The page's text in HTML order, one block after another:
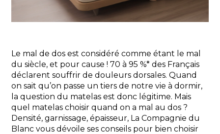
Le mal de dos est considéré comme étant le mal
du siècle, et pour cause ! 70 à 95 %* des Français
déclarent souffrir de douleurs dorsales. Quand
on sait qu’on passe un tiers de notre vie à dormir,
la question du matelas est donc légitime. Mais
quel matelas choisir quand on a mal au dos ?
Densité, garnissage, épaisseur, La Compagnie du
Blanc vous dévoile ses conseils pour bien choisir